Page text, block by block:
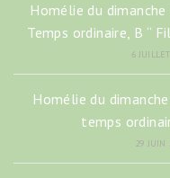
Homélie du
Temps ordinaire, B “
6
Homélie du
temps
29 JUIN